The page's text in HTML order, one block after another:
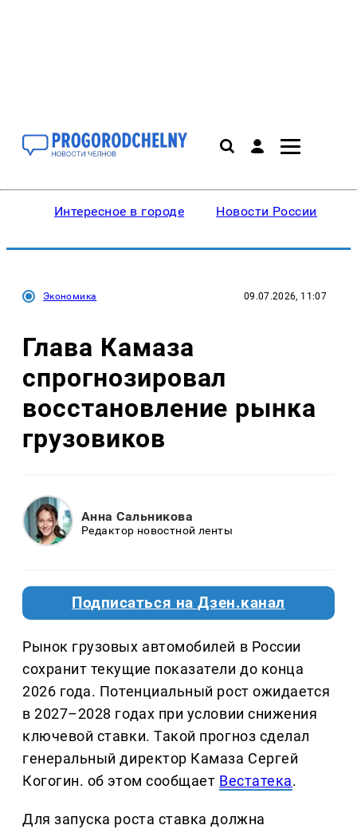
Интересное в городе Новости России
Экономика 09.07.2026, 11:07
Глава Камаза
спрогнозировал
восстановление рынка
грузовиков
Анна Сальникова
Редактор новостной ленты
Подписаться на Дзен.канал
Рынок грузовых автомобилей в России
сохранит текущие показатели до конца
2026 года. Потенциальный рост ожидается
в 2027–2028 годах при условии снижения
ключевой ставки. Такой прогноз сделал
генеральный директор Камаза Сергей
Когогин. об этом сообщает Вестатека.
Для запуска роста ставка должна